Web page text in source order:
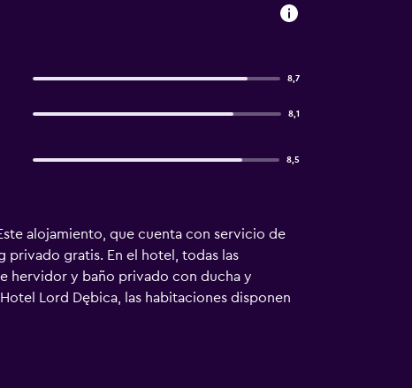
8,7
8,1
8,5
alojamiento, que cuenta con servicio de
privado gratis. En el hotel, todas las
hervidor y baño privado con ducha y
Lord Dębica, las habitaciones disponen
Hotel Lord Dębica. El personal de la
El aeropuerto (Aeropuerto de Rzeszów-